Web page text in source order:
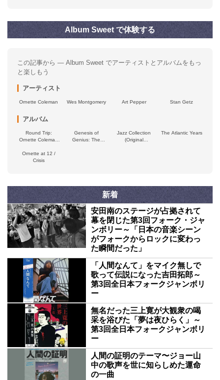
Album Sweet で体験する
この記事から — Album Sweet でアーティストとアルバムをもっ
と楽しもう
アーティスト
Ornette Coleman Wes Montgomery Art Pepper Stan Getz
アルバム
Round Trip:
Ornette Coleman
Genesis of
Genius: The
Jazz Collection
(Original
The Atlantic Years
Ornette at 12 /
Crisis
新着
安田南のステージが占拠されて
幕を閉じた第3回フォーク・ジャ
ンボリー～「日本の音楽シーン
がフォークからロックに変わっ
た瞬間だった」
「人間なんて」をマイク無しで
歌って伝説になった吉田拓郎～
第3回全日本フォークジャンボリ
ー
無名だった三上寛が大観衆の喝
采を浴びた「夢は夜ひらく」～
第3回全日本フォークジャンボリ
ー
人間の証明のテーマ〜ジョー山
中の歌声を世に知らしめた運命
の一曲